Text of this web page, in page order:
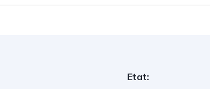
Etat: